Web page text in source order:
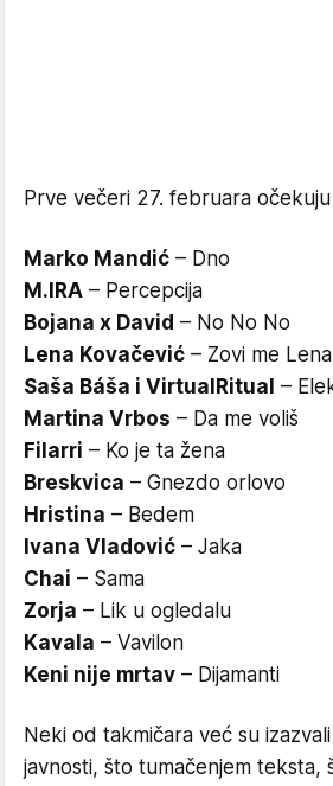
Prve večeri 27. februara očekuju
Marko Mandić – Dno
M.IRA – Percepcija
Bojana x David – No No No
Lena Kovačević – Zovi me Lena
Saša Báša i VirtualRitual –
Martina Vrbos – Da me voliš
Filarri – Ko je ta žena
Breskvica – Gnezdo orlovo
Hristina – Bedem
Ivana Vladović – Jaka
Chai – Sama
Zorja – Lik u ogledalu
Kavala – Vavilon
Keni nije mrtav – Dijamanti
Neki od takmičara već su
javnosti, što tumačenjem teksta,